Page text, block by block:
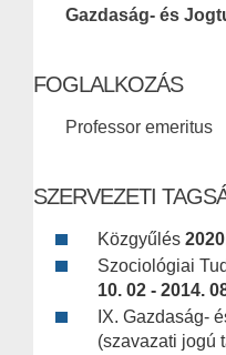
Gazdaság- és
FOGLALKOZÁS
Professor emeritus
SZERVEZETI
Közgyűlés
Szociológiai
10. 02 - 2014.
IX. Gazdaság-
(szavazati jogú